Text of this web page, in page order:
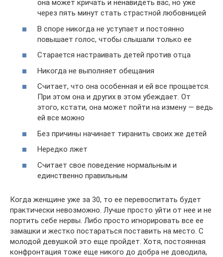
она может кричать и ненавидеть вас, но уже
через пять минут стать страстной любовницей
В споре никогда не уступает и постоянно
повышает голос, чтобы слышали только ее
Старается настраивать детей против отца
Никогда не выполняет обещания
Считает, что она особенная и ей все прощается.
При этом она и других в этом убеждает. От
этого, кстати, она может пойти на измену — ведь
ей все можно
Без причины начинает тиранить своих же детей
Нередко лжет
Считает свое поведение нормальным и
единственно правильным
Когда женщине уже за 30, то ее перевоспитать будет
практически невозможно. Лучше просто уйти от нее и не
портить себе нервы. Либо просто игнорировать все ее
замашки и жестко постараться поставить на место. С
молодой девушкой это еще пройдет. Хотя, постоянная
конфронтация тоже еще никого до добра не доводила,